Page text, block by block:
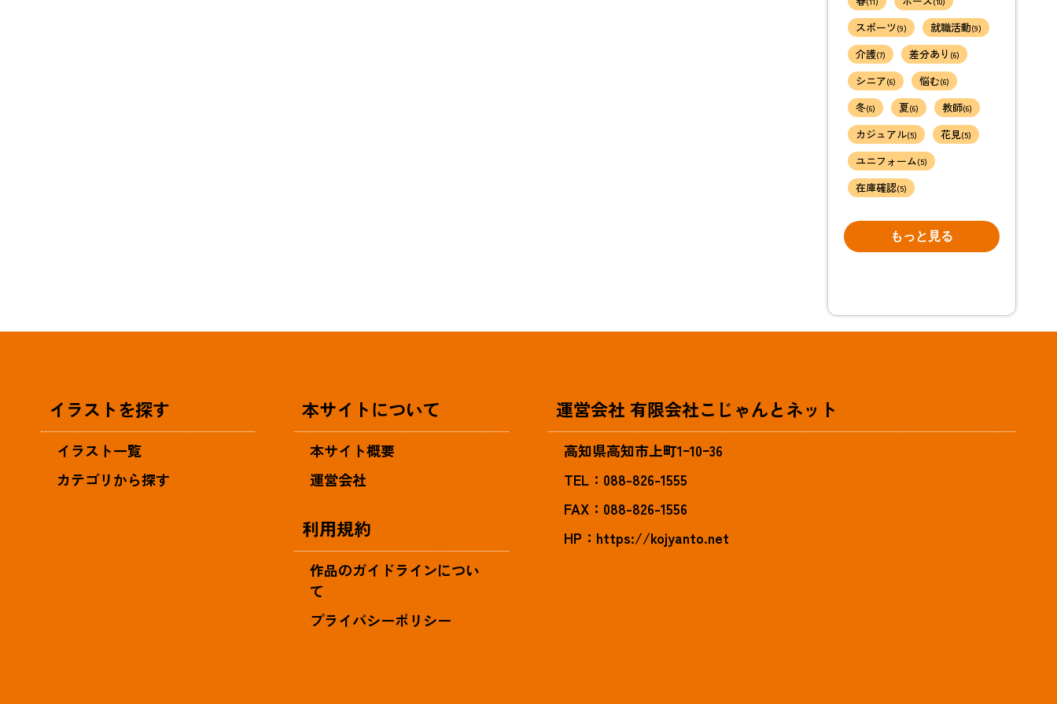
スポーツ (9) 就職活動(9)
介護(7) 差分あり (6)
シニア(6) 悩む(6)
冬(6) 夏(6) 教師(6)
カジュアル(5) 花見(5)
ユニフォーム(5)
在庫確認(5)
もっと見る
イラストを探す
イラスト一覧
カテゴリから探す
本サイトについて
本サイト概要
運営会社
利用規約
作品のガイドラインについ
て
プライバシーポリシー
運営会社 有限会社こじゃんとネット
高知県高知市上町1ｰ10ｰ36
TEL：088-826-1555
FAX：088-826-1556
HP： https://kojyanto.net